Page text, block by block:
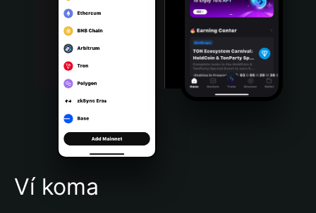
Português (Portugal)
Bahasa Indonesia
Português (Brasil)
Español (Argentina)
Ví koma